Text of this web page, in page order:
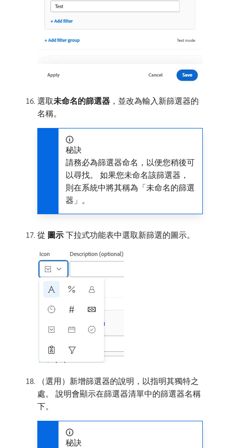
選取​未命名的篩選器 ，並改為輸入新篩選器的
名稱。
秘訣
請務必為篩選器命名，以便您稍後可
以尋找。 如果您未命名該篩選器，
則在系統中將其稱為「未命名的篩選
器」。
從​ 圖示 ​下拉式功能表中選取新篩選的圖示。
（選用）新增篩選器的說明，以指明其獨特之
處。 說明會顯示在篩選器清單中的篩選器名稱
下。
秘訣